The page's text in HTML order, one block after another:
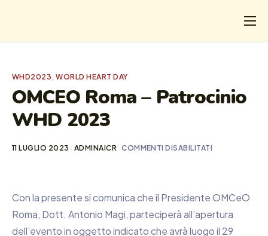
CHI
I SALVATI
FORMAZIONE
WHD2023,WORLD HEART DAY
OMCEO Roma – Patrocinio
WHD 2023
11 LUGLIO 2023 ADMINAICR COMMENTI DISABILITATI
Con la presente si comunica che il Presidente OMCeO
Roma, Dott. Antonio Magi, parteciperà all’apertura
dell’evento in oggetto indicato che avrà luogo il 29